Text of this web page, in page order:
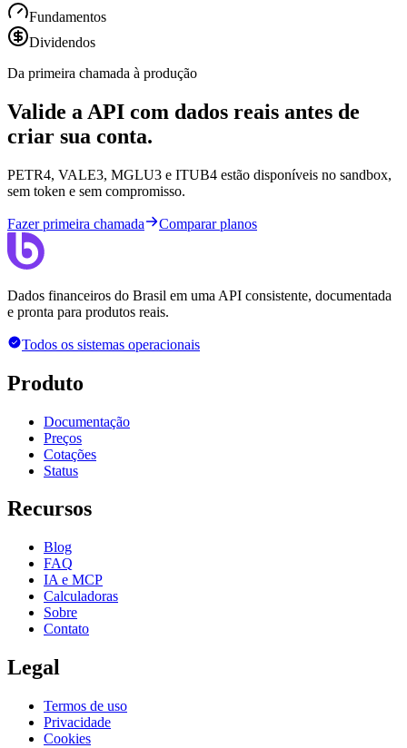
Fundamentos
Dividendos
Da primeira chamada à produção
Valide a API com dados reais antes de
criar sua conta.
PETR4, VALE3, MGLU3 e ITUB4 estão disponíveis no sandbox,
sem token e sem compromisso.
Fazer primeira chamada Comparar planos
Dados financeiros do Brasil em uma API consistente, documentada
e pronta para produtos reais.
Todos os sistemas operacionais
Produto
Documentação
Preços
Cotações
Status
Recursos
Blog
FAQ
IA e MCP
Calculadoras
Sobre
Contato
Legal
Termos de uso
Privacidade
Cookies